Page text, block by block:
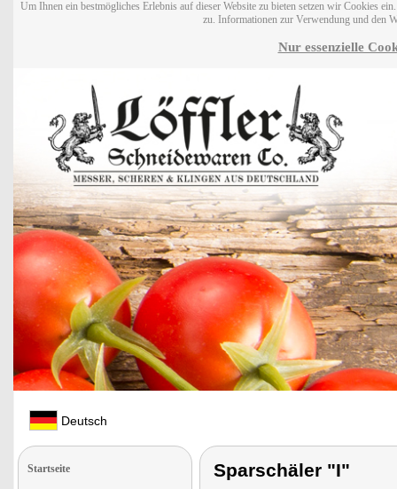
Um Ihnen ein bestmögliches Erlebnis auf dieser Website zu bieten setzen wir Cookies
zu. Informationen zur Verwendung und den
Nur essenzielle
Deutsch
Startseite Sparschäler "I"